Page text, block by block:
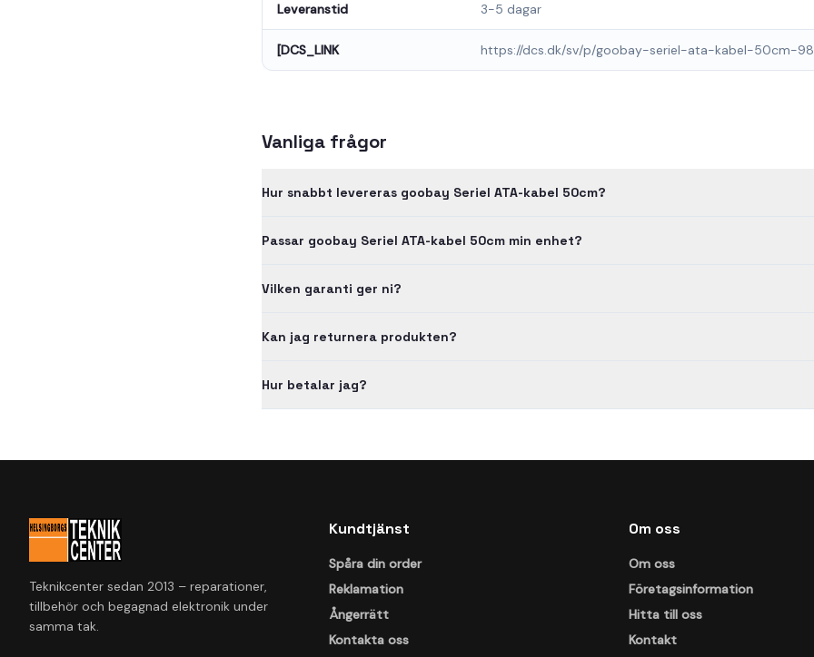
Leveranstid 3-5 dagar
[DCS_LINK https://dcs.dk/sv/p/goobay-seriel-ata-kabel-50cm-
Vanliga frågor
Hur snabbt levereras goobay Seriel ATA-kabel 50cm?
Passar goobay Seriel ATA-kabel 50cm min enhet?
Vilken garanti ger ni?
Kan jag returnera produkten?
Hur betalar jag?
Teknikcenter sedan 2013 – reparationer,
tillbehör och begagnad elektronik under
samma tak.
Kundtjänst
Spåra din order
Reklamation
Ångerrätt
Kontakta oss
Om oss
Om oss
Företagsinformation
Hitta till oss
Kontakt